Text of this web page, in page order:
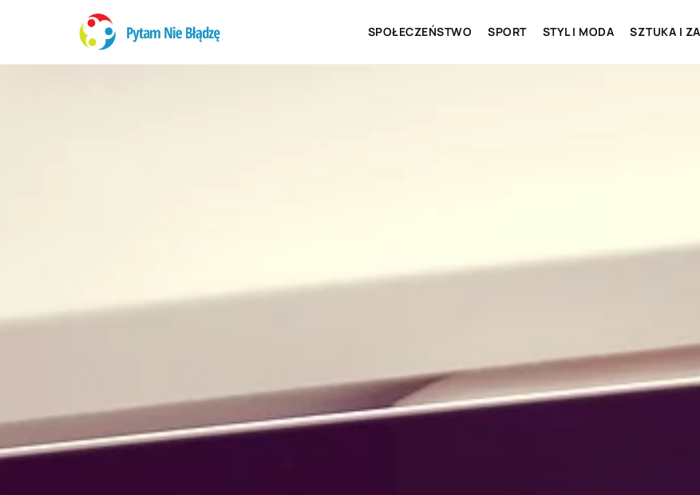
SPOŁECZEŃSTWO SPORT STYL I MODA SZTUKA I